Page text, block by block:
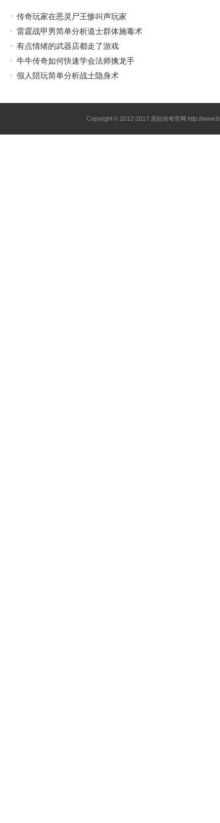
传奇玩家在恶灵尸王惨叫声玩家
雷霆战甲男简单分析道士群体施毒术
有点情绪的武器店都走了游戏
牛牛传奇如何快速学会法师擒龙手
假人陪玩简单分析战士隐身术
Copyright © 2012-2017 原始传奇官网 http://